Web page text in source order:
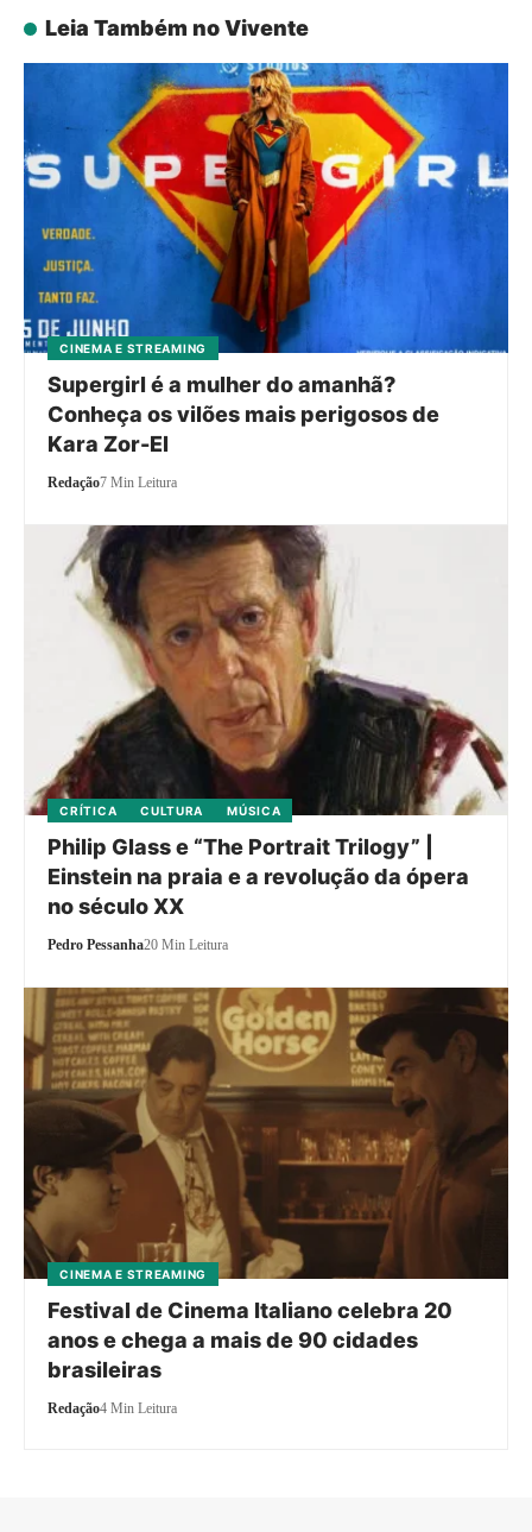
Leia Também no Vivente
CINEMA E STREAMING
Supergirl é a mulher do amanhã?
Conheça os vilões mais perigosos de
Kara Zor-El
Redação7 Min Leitura
CRÍTICA CULTURA MÚSICA
Philip Glass e “The Portrait Trilogy” |
Einstein na praia e a revolução da ópera
no século XX
Pedro Pessanha20 Min Leitura
CINEMA E STREAMING
Festival de Cinema Italiano celebra 20
anos e chega a mais de 90 cidades
brasileiras
Redação4 Min Leitura